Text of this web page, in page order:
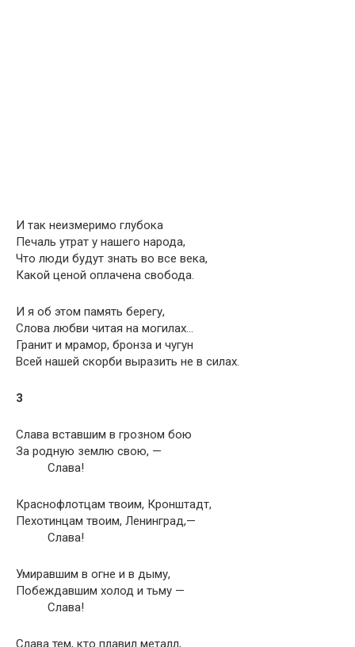
И так неизмеримо глубока
Печаль утрат у нашего народа,
Что люди будут знать во все века,
Какой ценой оплачена свобода.
И я об этом память берегу,
Слова любви читая на могилах…
Гранит и мрамор, бронза и чугун
Всей нашей скорби выразить не в силах.
3
Слава вставшим в грозном бою
За родную землю свою, —
Слава!
Краснофлотцам твоим, Кронштадт,
Пехотинцам твоим, Ленинград,—
Слава!
Умиравшим в огне и в дыму,
Побеждавшим холод и тьму —
Слава!